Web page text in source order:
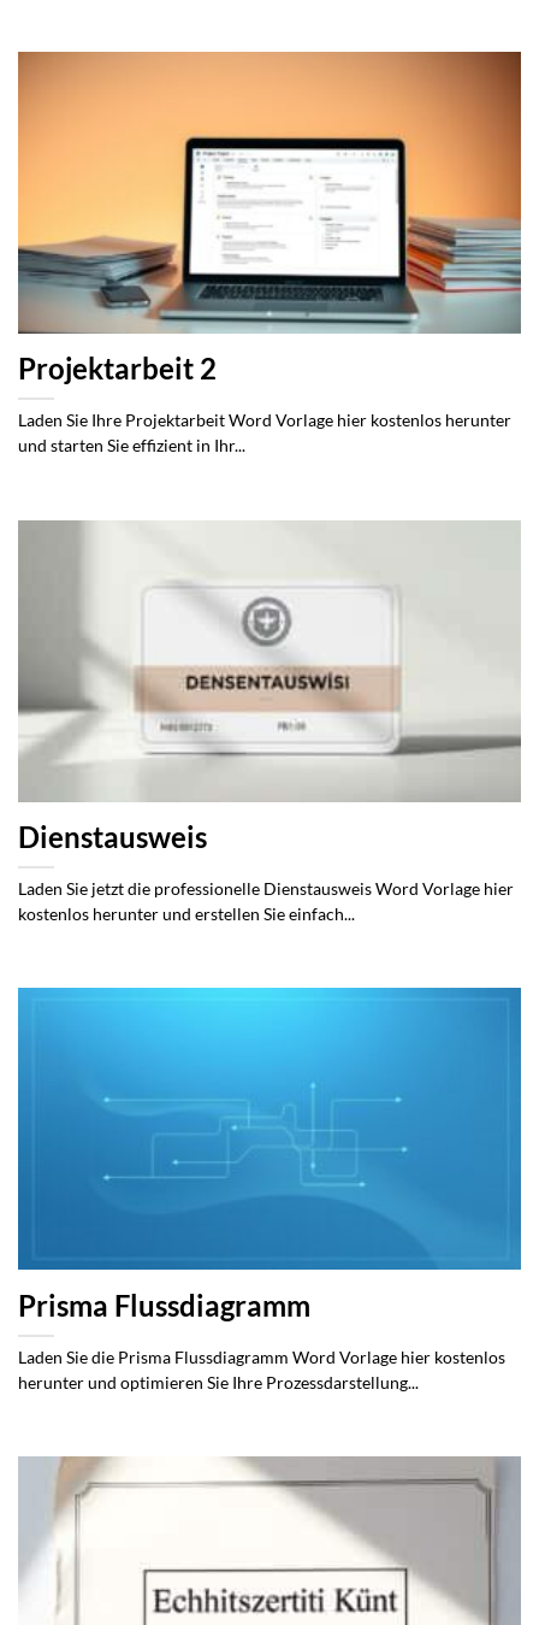
Projektarbeit 2
Laden Sie Ihre Projektarbeit Word Vorlage hier kostenlos herunter
und starten Sie effizient in Ihr...
Dienstausweis
Laden Sie jetzt die professionelle Dienstausweis Word Vorlage hier
kostenlos herunter und erstellen Sie einfach...
Prisma Flussdiagramm
Laden Sie die Prisma Flussdiagramm Word Vorlage hier kostenlos
herunter und optimieren Sie Ihre Prozessdarstellung...